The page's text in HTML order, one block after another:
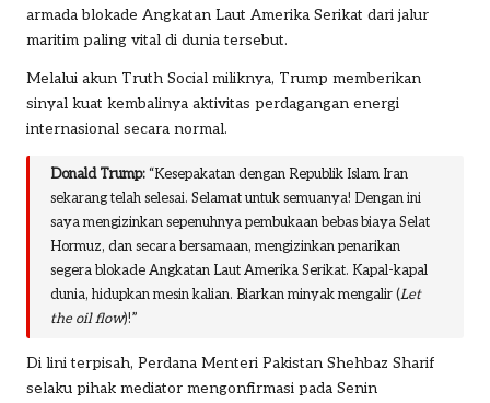
armada blokade Angkatan Laut Amerika Serikat dari jalur
maritim paling vital di dunia tersebut.
Melalui akun Truth Social miliknya, Trump memberikan
sinyal kuat kembalinya aktivitas perdagangan energi
internasional secara normal.
Donald Trump:“Kesepakatan dengan Republik Islam Iran
sekarang telah selesai. Selamat untuk semuanya! Dengan ini
saya mengizinkan sepenuhnya pembukaan bebas biaya Selat
Hormuz, dan secara bersamaan, mengizinkan penarikan
segera blokade Angkatan Laut Amerika Serikat. Kapal-kapal
dunia, hidupkan mesin kalian. Biarkan minyak mengalir (Let
the oil flow)!”
Di lini terpisah, Perdana Menteri Pakistan Shehbaz Sharif
selaku pihak mediator mengonfirmasi pada Senin